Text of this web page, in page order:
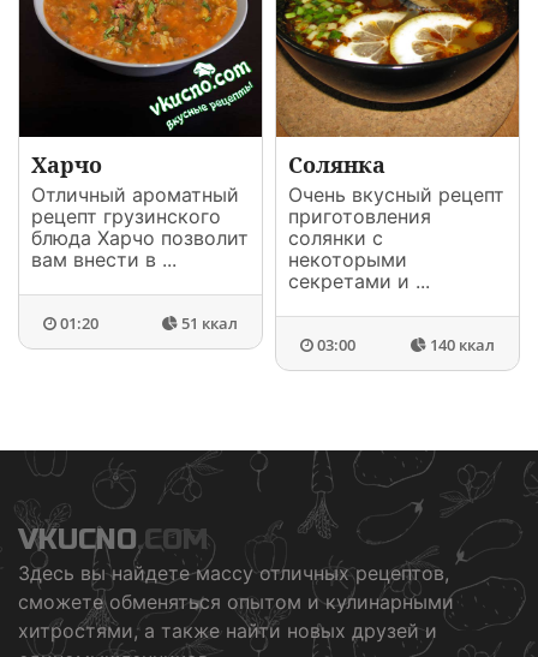
Харчо
Отличный ароматный
рецепт грузинского
блюда Харчо позволит
вам внести в ...
01:20 51 ккал
Солянка
Очень вкусный рецепт
приготовления
солянки с
некоторыми
секретами и ...
03:00 140 ккал
VKUCNO.COM
Здесь вы найдете массу отличных рецептов,
сможете обменяться опытом и кулинарными
хитростями, а также найти новых друзей и